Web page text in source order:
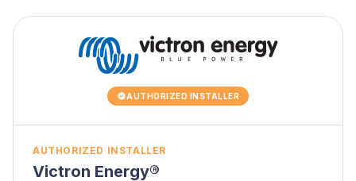
AUTHORIZED INSTALLER
AUTHORIZED INSTALLER
Victron Energy®